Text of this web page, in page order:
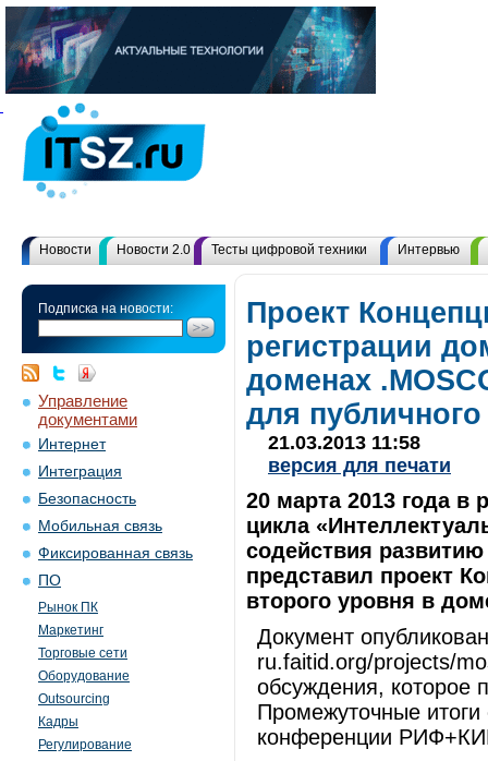
Новости Новости 2.0 Тесты цифровой техники Интервью
Подписка на новости:
Управление
документами
Интернет
Интеграция
Безопасность
Мобильная связь
Фиксированная связь
ПО
Рынок ПК
Маркетинг
Торговые сети
Оборудование
Outsourcing
Кадры
Регулирование
Проект
регистрации
доменах
для
21.03.2013 11:58
версия для печати
20 марта 2013 года в
цикла
содействия
представил проект
второго уровня в
Документ
ru.faitid.org/projects/
обсуждения, которое
Промежуточные
конференции